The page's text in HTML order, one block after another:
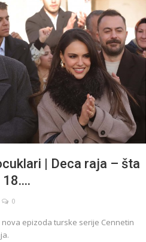
| Deca raja – šta
0
epizoda turske serije Cennetin